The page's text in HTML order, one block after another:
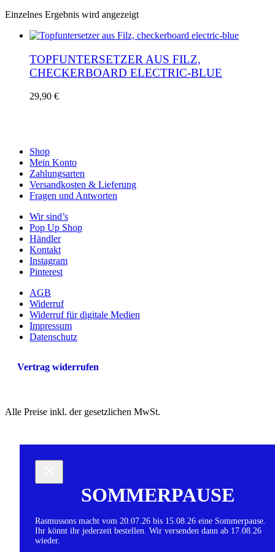
Einzelnes Ergebnis wird angezeigt
TOPFUNTERSETZER AUS FILZ,
CHECKERBOARD ELECTRIC-BLUE
29,90 €
Shop
Mein Konto
Zahlungsarten
Versandkosten & Lieferung
Fragen und Antworten
Wir sind’s
Pop Up Shop
Händler
Kontakt
Instagram
Pinterest
AGB
Widerruf
Widerruf für digitale Medien
Impressum
Datenschutz
Vertrag widerrufen
Alle Preise inkl. der gesetzlichen MwSt.
SOMMERPAUSE
Rasmussons macht vom 20.07.26 bis 15.08.26 eine Sommerpause.
Ihr könnt ihr jederzeit bestellen. Wir versenden dann ab 17.08.26
wieder.